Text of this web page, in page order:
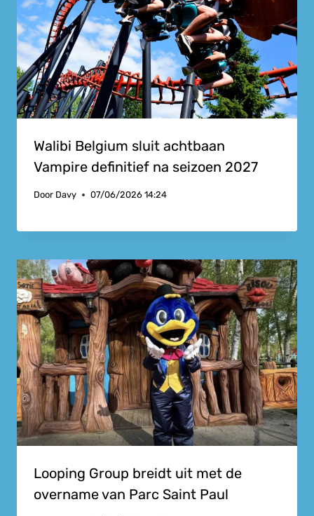
Walibi Belgium sluit achtbaan
Vampire definitief na seizoen 2027
Door Davy 07/06/2026 14:24
Looping Group breidt uit met de
overname van Parc Saint Paul